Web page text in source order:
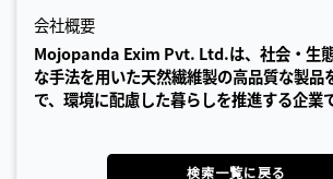
会社概要
Mojopanda Exim Pvt. Ltd.は、社会・生
な手法を用いた天然繊維製の高品質な製品
で、環境に配慮した暮らしを推進する企業で
検索一覧に戻る